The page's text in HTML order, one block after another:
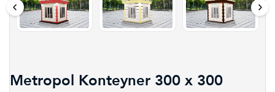
Metropol Konteyner 300 x 300